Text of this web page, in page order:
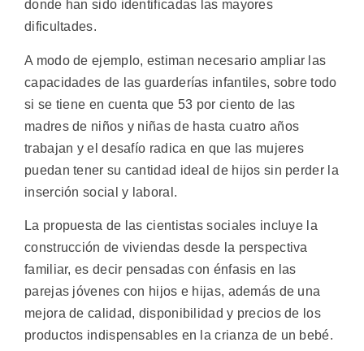
donde han sido identificadas las mayores
dificultades.
A modo de ejemplo, estiman necesario ampliar las
capacidades de las guarderías infantiles, sobre todo
si se tiene en cuenta que 53 por ciento de las
madres de niños y niñas de hasta cuatro años
trabajan y el desafío radica en que las mujeres
puedan tener su cantidad ideal de hijos sin perder la
inserción social y laboral.
La propuesta de las cientistas sociales incluye la
construcción de viviendas desde la perspectiva
familiar, es decir pensadas con énfasis en las
parejas jóvenes con hijos e hijas, además de una
mejora de calidad, disponibilidad y precios de los
productos indispensables en la crianza de un bebé.